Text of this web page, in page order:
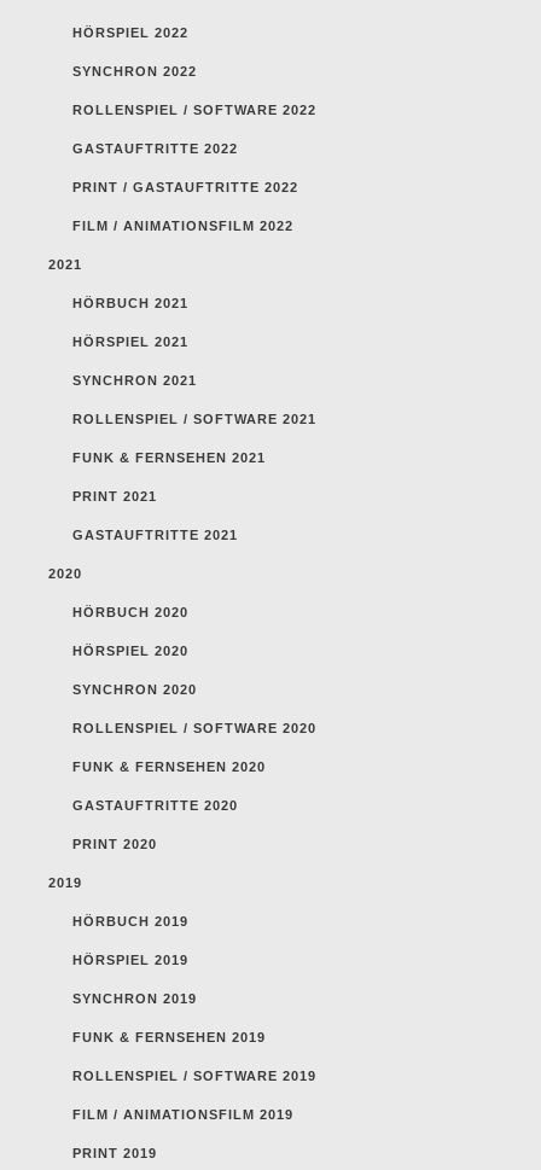
HÖRSPIEL 2022
SYNCHRON 2022
ROLLENSPIEL / SOFTWARE 2022
GASTAUFTRITTE 2022
PRINT / GASTAUFTRITTE 2022
FILM / ANIMATIONSFILM 2022
2021
HÖRBUCH 2021
HÖRSPIEL 2021
SYNCHRON 2021
ROLLENSPIEL / SOFTWARE 2021
FUNK & FERNSEHEN 2021
PRINT 2021
GASTAUFTRITTE 2021
2020
HÖRBUCH 2020
HÖRSPIEL 2020
SYNCHRON 2020
ROLLENSPIEL / SOFTWARE 2020
FUNK & FERNSEHEN 2020
GASTAUFTRITTE 2020
PRINT 2020
2019
HÖRBUCH 2019
HÖRSPIEL 2019
SYNCHRON 2019
FUNK & FERNSEHEN 2019
ROLLENSPIEL / SOFTWARE 2019
FILM / ANIMATIONSFILM 2019
PRINT 2019